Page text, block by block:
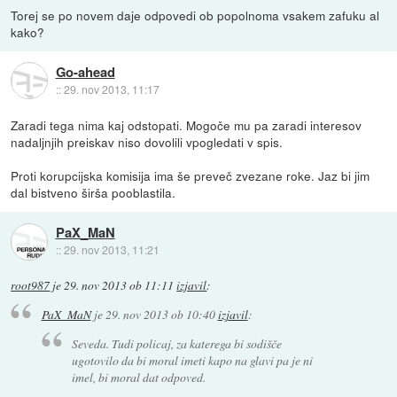
Torej se po novem daje odpovedi ob popolnoma vsakem zafuku al
kako?
Go-ahead
::29. nov 2013, 11:17
Zaradi tega nima kaj odstopati. Mogoče mu pa zaradi interesov
nadaljnjih preiskav niso dovolili vpogledati v spis.
Proti korupcijska komisija ima še preveč zvezane roke. Jaz bi jim
dal bistveno širša pooblastila.
PaX_MaN
::29. nov 2013, 11:21
root987 je29. nov 2013 ob 11:11 izjavil:
PaX_MaNje29. nov 2013 ob 10:40izjavil:
Seveda. Tudi policaj, za katerega bi sodišče
ugotovilo da bi moral imeti kapo na glavi pa je ni
imel, bi moral dat odpoved.